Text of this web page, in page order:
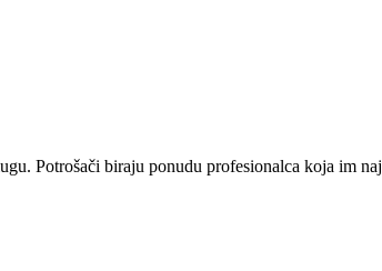
Potrošači biraju ponudu profesionalca koja im